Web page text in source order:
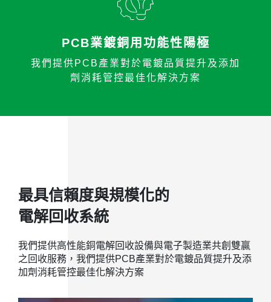
PCB業鍍銅用功能性陽極
我們提供PCB產業對於電鍍品質提升及添加
劑消耗管控最佳化解決方案
最具信賴度與規模化的
電解回收系統
我們提供高性能銅電解回收設備與電子製造業共創雙贏
之回收服務，我們提供PCB產業對於電鍍品質提升及添
加劑消耗管控最佳化解決方案